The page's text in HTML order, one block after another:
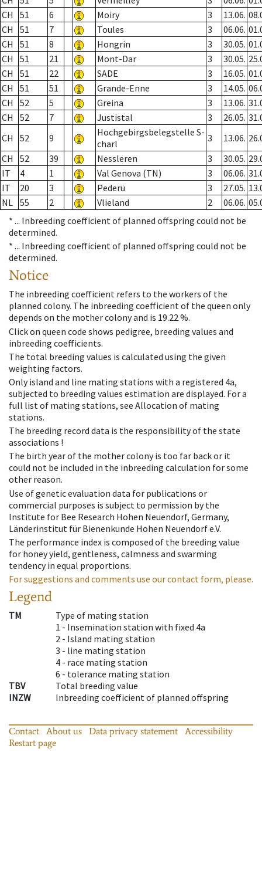
CH
51 6 Moiry 3 13.06.
CH
51 7 Toules 3 06.06.
CH
51 8 Hongrin 3 30.05.
CH
51 21 Mont-Dar 3 30.05.
CH
51 22 SADE 3 16.05.
CH
51 51 Grande-Enne 3 14.05.
CH
52 5 Greina 3 13.06.
CH
52 7 Justistal 3 26.05.
CH
52 9
Hochgebirgsbelegstelle S-
charl
3 13.06.
CH
52 39 Nessleren 3 30.05.
IT
4 1 Val Genova (TN) 3 06.06.
IT
20 3 Pederü 3 27.05.
NL 55 2 Vlieland 2 06.06.
* ... Inbreeding coefficient of planned offspring could not be
determined.
* ... Inbreeding coefficient of planned offspring could not be
determined.
Notice
The inbreeding coefficient refers to the workers of the
planned colony. The inbreeding coefficient of the queen only
depends on the mother colony and is 19.22 %.
Click on queen code shows pedigree, breeding values and
inbreeding coefficients.
The total breeding values is calculated using the given
weighting factors.
Only island and line mating stations with a registered 4a,
subjected to breeding values estimation are displayed. For a
full list of mating stations, see Allocation of mating
stations.
The breeding record data is the responsibility of the state
associations !
The birth year of the mother colony is too far back or it
could not be included in the inbreeding calculation for some
other reason.
Use of genetic evaluation data for publications or
commercial purposes is subject to permission by the
Institute for Bee Research Hohen Neuendorf, Germany,
Länderinstitut für Bienenkunde Hohen Neuendorf e.V.
The performance index is composed of the breeding value
for honey yield, gentleness, calmness and swarming
tendency in equal proportions.
For suggestions and comments use our contact form, please.
Legend
TM
Type of mating station
1 - Insemination station with fixed 4a
2 - Island mating station
3 - line mating station
4 - race mating station
6 - tolerance mating station
TBV
Total breeding value
INZW
Inbreeding coefficient of planned offspring
Contact About us Data privacy statement
Accessibility
Restart page